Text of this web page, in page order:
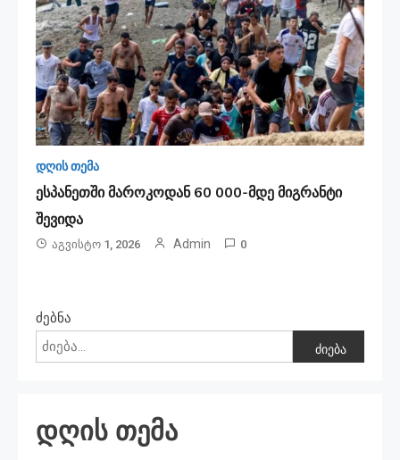
დღის თემა
ესპანეთში მა­რო­კო­დან 60 000-მდე მიგ­რან­ტი
შე­ვი­და
Აგვისტო 1, 2026 Admin 0
ძებნა
ძიება
დღის თემა